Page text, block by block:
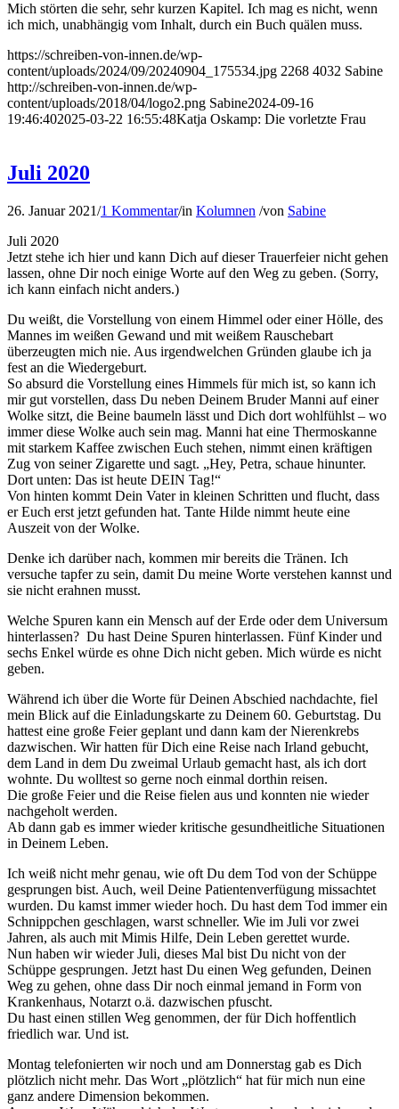
Mich störten die sehr, sehr kurzen Kapitel. Ich mag es nicht, wenn
ich mich, unabhängig vom Inhalt, durch ein Buch quälen muss.
https://schreiben-von-innen.de/wp-
content/uploads/2024/09/20240904_175534.jpg 2268 4032 Sabine
http://schreiben-von-innen.de/wp-
content/uploads/2018/04/logo2.png Sabine2024-09-16
19:46:402025-03-22 16:55:48Katja Oskamp: Die vorletzte Frau
Juli 2020
26. Januar 2021/1 Kommentar/in Kolumnen /von Sabine
Juli 2020
Jetzt stehe ich hier und kann Dich auf dieser Trauerfeier nicht gehen
lassen, ohne Dir noch einige Worte auf den Weg zu geben. (Sorry,
ich kann einfach nicht anders.)
Du weißt, die Vorstellung von einem Himmel oder einer Hölle, des
Mannes im weißen Gewand und mit weißem Rauschebart
überzeugten mich nie. Aus irgendwelchen Gründen glaube ich ja
fest an die Wiedergeburt.
So absurd die Vorstellung eines Himmels für mich ist, so kann ich
mir gut vorstellen, dass Du neben Deinem Bruder Manni auf einer
Wolke sitzt, die Beine baumeln lässt und Dich dort wohlfühlst – wo
immer diese Wolke auch sein mag. Manni hat eine Thermoskanne
mit starkem Kaffee zwischen Euch stehen, nimmt einen kräftigen
Zug von seiner Zigarette und sagt. „Hey, Petra, schaue hinunter.
Dort unten: Das ist heute DEIN Tag!“
Von hinten kommt Dein Vater in kleinen Schritten und flucht, dass
er Euch erst jetzt gefunden hat. Tante Hilde nimmt heute eine
Auszeit von der Wolke.
Denke ich darüber nach, kommen mir bereits die Tränen. Ich
versuche tapfer zu sein, damit Du meine Worte verstehen kannst und
sie nicht erahnen musst.
Welche Spuren kann ein Mensch auf der Erde oder dem Universum
hinterlassen? Du hast Deine Spuren hinterlassen. Fünf Kinder und
sechs Enkel würde es ohne Dich nicht geben. Mich würde es nicht
geben.
Während ich über die Worte für Deinen Abschied nachdachte, fiel
mein Blick auf die Einladungskarte zu Deinem 60. Geburtstag. Du
hattest eine große Feier geplant und dann kam der Nierenkrebs
dazwischen. Wir hatten für Dich eine Reise nach Irland gebucht,
dem Land in dem Du zweimal Urlaub gemacht hast, als ich dort
wohnte. Du wolltest so gerne noch einmal dorthin reisen.
Die große Feier und die Reise fielen aus und konnten nie wieder
nachgeholt werden.
Ab dann gab es immer wieder kritische gesundheitliche Situationen
in Deinem Leben.
Ich weiß nicht mehr genau, wie oft Du dem Tod von der Schüppe
gesprungen bist. Auch, weil Deine Patientenverfügung missachtet
wurden. Du kamst immer wieder hoch. Du hast dem Tod immer ein
Schnippchen geschlagen, warst schneller. Wie im Juli vor zwei
Jahren, als auch mit Mimis Hilfe, Dein Leben gerettet wurde.
Nun haben wir wieder Juli, dieses Mal bist Du nicht von der
Schüppe gesprungen. Jetzt hast Du einen Weg gefunden, Deinen
Weg zu gehen, ohne dass Dir noch einmal jemand in Form von
Krankenhaus, Notarzt o.ä. dazwischen pfuscht.
Du hast einen stillen Weg genommen, der für Dich hoffentlich
friedlich war. Und ist.
Montag telefonierten wir noch und am Donnerstag gab es Dich
plötzlich nicht mehr. Das Wort „plötzlich“ hat für mich nun eine
ganz andere Dimension bekommen.